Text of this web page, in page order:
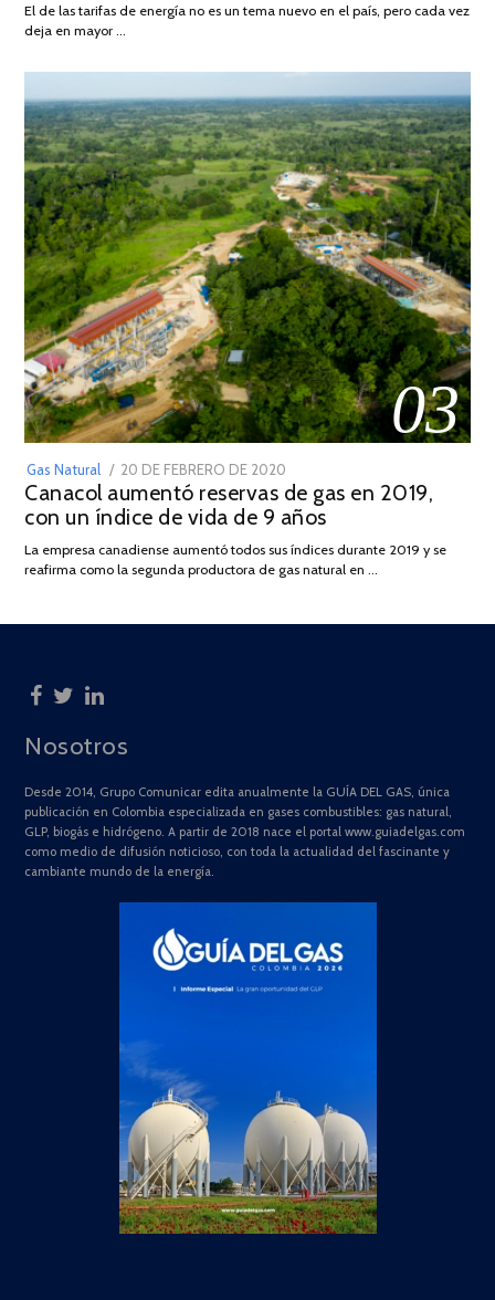
DE
El de las tarifas de energía no es un tema nuevo en el país, pero cada vez
deja en mayor …
03
Gas Natural
POSTED
ON
20 DE FEBRERO DE 2020
DE
JULIO
2025
Canacol aumentó reservas de gas en 2019,
con un índice de vida de 9 años
La empresa canadiense aumentó todos sus índices durante 2019 y se
reafirma como la segunda productora de gas natural en …
Nosotros
Desde 2014, Grupo Comunicar edita anualmente la GUÍA DEL GAS, única
publicación en Colombia especializada en gases combustibles: gas natural,
GLP, biogás e hidrógeno. A partir de 2018 nace el portal www.guiadelgas.com
como medio de difusión noticioso, con toda la actualidad del fascinante y
cambiante mundo de la energía.